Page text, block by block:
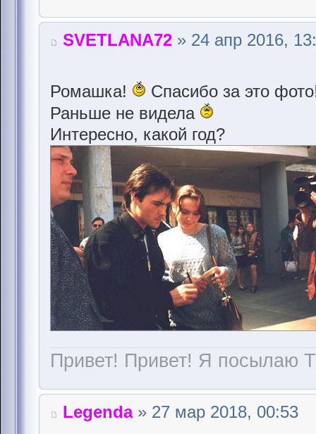
SVETLANA72 » 24 апр 2016,
Ромашка!
Спасибо за это
Раньше не видела
Интересно, какой год?
Привет! Привет! Я посылаю
Legenda» 27 мар 2018, 00:53